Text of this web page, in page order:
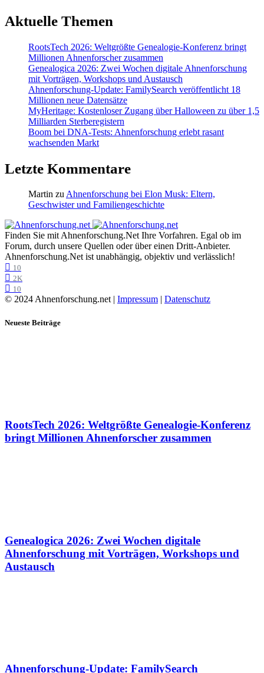
Aktuelle Themen
RootsTech 2026: Weltgrößte Genealogie-Konferenz bringt
Millionen Ahnenforscher zusammen
Genealogica 2026: Zwei Wochen digitale Ahnenforschung
mit Vorträgen, Workshops und Austausch
Ahnenforschung-Update: FamilySearch veröffentlicht 18
Millionen neue Datensätze
MyHeritage: Kostenloser Zugang über Halloween zu über 1,5
Milliarden Sterberegistern
Boom bei DNA-Tests: Ahnenforschung erlebt rasant
wachsenden Markt
Letzte Kommentare
Martin zu Ahnenforschung bei Elon Musk: Eltern,
Geschwister und Familiengeschichte
Finden Sie mit Ahnenforschung.Net Ihre Vorfahren. Egal ob im
Forum, durch unsere Quellen oder über einen Dritt-Anbieter.
Ahnenforschung.Net ist unabhängig, objektiv und verlässlich!
10
2K
10
© 2024 Ahnenforschung.net | Impressum | Datenschutz
Neueste Beiträge
RootsTech 2026: Weltgrößte Genealogie-Konferenz
bringt Millionen Ahnenforscher zusammen
Genealogica 2026: Zwei Wochen digitale
Ahnenforschung mit Vorträgen, Workshops und
Austausch
Ahnenforschung-Update: FamilySearch